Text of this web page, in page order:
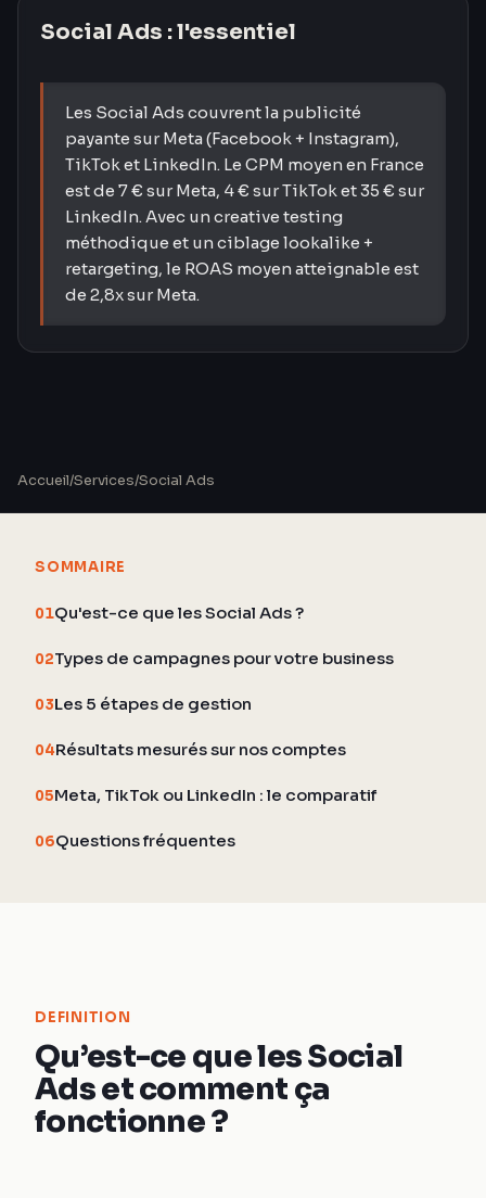
Social Ads : l'essentiel
Les Social Ads couvrent la publicité
payante sur Meta (Facebook + Instagram),
TikTok et LinkedIn. Le CPM moyen en France
est de 7 € sur Meta, 4 € sur TikTok et 35 € sur
LinkedIn. Avec un creative testing
méthodique et un ciblage lookalike +
retargeting, le ROAS moyen atteignable est
de 2,8x sur Meta.
Accueil/Services/Social Ads
SOMMAIRE
01Qu'est-ce que les Social Ads ?
02Types de campagnes pour votre business
03Les 5 étapes de gestion
04Résultats mesurés sur nos comptes
05Meta, TikTok ou LinkedIn : le comparatif
06Questions fréquentes
DEFINITION
Qu’est-ce que les Social
Ads et comment ça
fonctionne ?